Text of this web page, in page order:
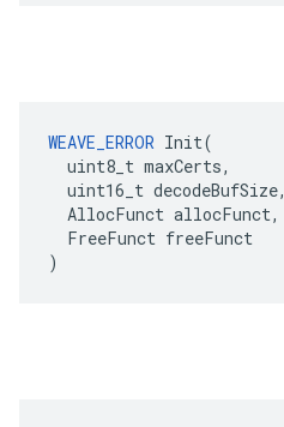
WEAVE_ERROR Init(
  uint8_t maxCerts,
  uint16_t decodeBufSize,
  AllocFunct allocFunct,
  FreeFunct freeFunct
)